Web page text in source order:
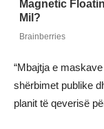
“Mbajtja e
shërbimet publike
planit të qeverisë